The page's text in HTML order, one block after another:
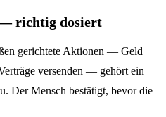
— richtig dosiert
gerichtete Aktionen — Geld
versenden — gehört ein
Der Mensch bestätigt, bevor die